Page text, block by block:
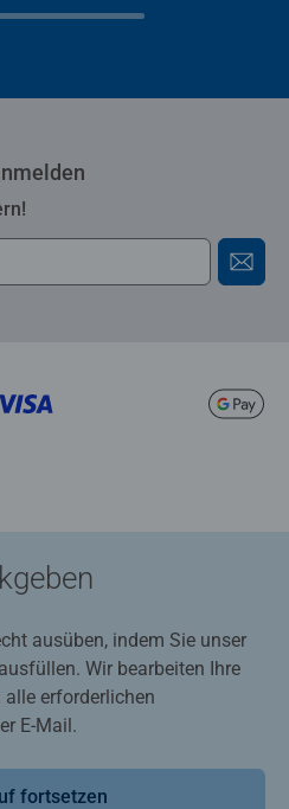
ausüben, indem Sie unser
Wir bearbeiten Ihre
erforderlichen
E-Mail.
fortsetzen